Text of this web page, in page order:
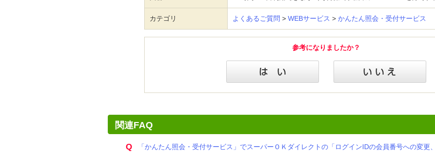
カテゴリ よくあるご質問 > WEBサービス > かんたん照会・受付サービス
参考になりましたか？
関連FAQ
Q
「かんたん照会・受付サービス」でスーパーＯＫダイレクトの「ログインIDの会員番号への変更